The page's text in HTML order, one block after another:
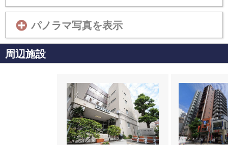
パノラマ写真を表示
周辺施設